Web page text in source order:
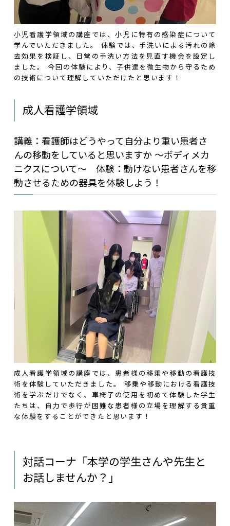
小児看護学領域の講座では、小児に特有の感染症について
学んでいただきました。 体験では、手洗いによる汚れの除
去効果を検証し、日常の手洗い方法を見直す機会を設定し
ました。 今回の体験により、子供達を微生物から守るため
の技術について理解していただけたと思います！
成人看護学領域
講義：看護師はどうやって自分より重い患者さ
んの移動をしていると思いますか ～ボディメカ
ニクスについて～ 体験：動けない患者さんを移
動させるための器具を体験しよう！
成人看護学領域の講座では、患者様の移乗や移動の看護技
術を体験していただきました。 移乗や移動における看護技
術を学ぶだけでなく、車椅子の使用を初めて体験した学生
たちは、自力で歩行が困難な患者様の立場を理解する貴重
な体験をすることができたと思います！
対話コーナ「本学の学生さんや先生と
お話しませんか？」